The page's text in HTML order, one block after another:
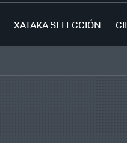
XATAKA SELECCIÓN